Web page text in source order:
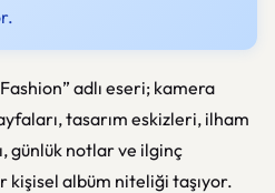
adlı eseri; kamera
tasarım eskizleri, ilham
günlük notlar ve ilginç
albüm niteliği taşıyor.